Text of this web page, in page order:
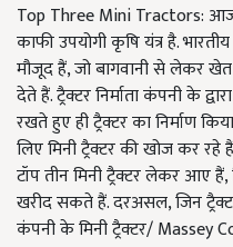
Top Three Mini Tractors:
काफी उपयोगी कृषि यंत्र है.
मौजूद हैं, जो बागवानी से लेकर
देते हैं. ट्रैक्टर निर्माता कंपनी के
रखते हुए ही ट्रैक्टर का निर्माण
लिए मिनी ट्रैक्टर की खोज कर
टॉप तीन मिनी ट्रैक्टर लेकर
खरीद सकते हैं. दरअसल, जिन
कंपनी के मिनी ट्रैक्टर/ Massey